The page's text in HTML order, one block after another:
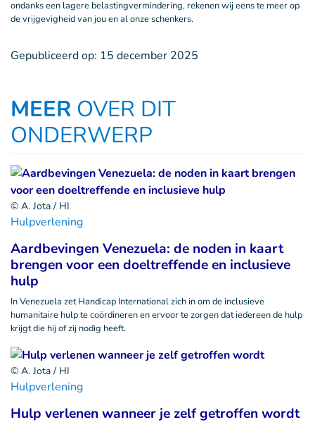
ondanks een lagere belastingvermindering, rekenen wij eens te meer op
de vrijgevigheid van jou en al onze schenkers.
Gepubliceerd op: 15 december 2025
MEER OVER DIT
ONDERWERP
© A. Jota / HI
Hulpverlening
Aardbevingen Venezuela: de noden in kaart
brengen voor een doeltreffende en inclusieve
hulp
In Venezuela zet Handicap International zich in om de inclusieve
humanitaire hulp te coördineren en ervoor te zorgen dat iedereen de hulp
krijgt die hij of zij nodig heeft.
© A. Jota / HI
Hulpverlening
Hulp verlenen wanneer je zelf getroffen wordt